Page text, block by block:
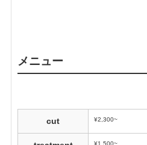
メニュー
cut ¥2,300~
¥1,500~